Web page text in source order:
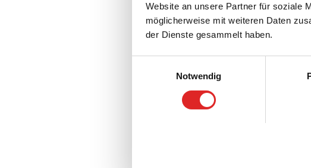
Website an unsere Partner für soziale
möglicherweise mit weiteren Daten
der Dienste gesammelt haben.
Notwendig
Verwandte Seiten